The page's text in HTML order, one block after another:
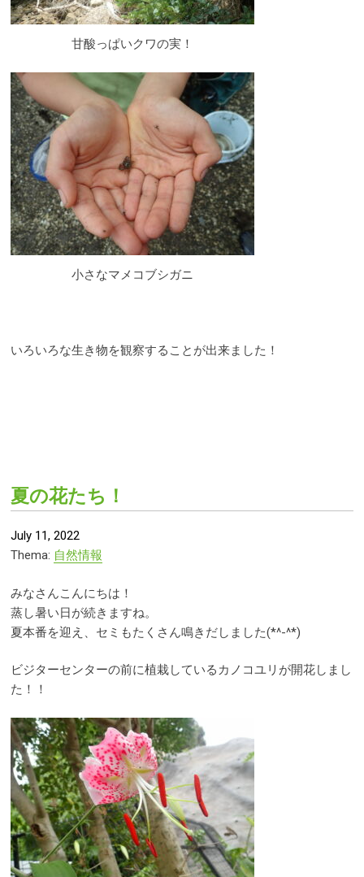
甘酸っぱいクワの実！
小さなマメコブシガニ
いろいろな生き物を観察することが出来ました！
夏の花たち！
July 11, 2022
Thema: 自然情報
みなさんこんにちは！
蒸し暑い日が続きますね。
夏本番を迎え、セミもたくさん鳴きだしました(*^-^*)
ビジターセンターの前に植栽しているカノコユリが開花しまし
た！！